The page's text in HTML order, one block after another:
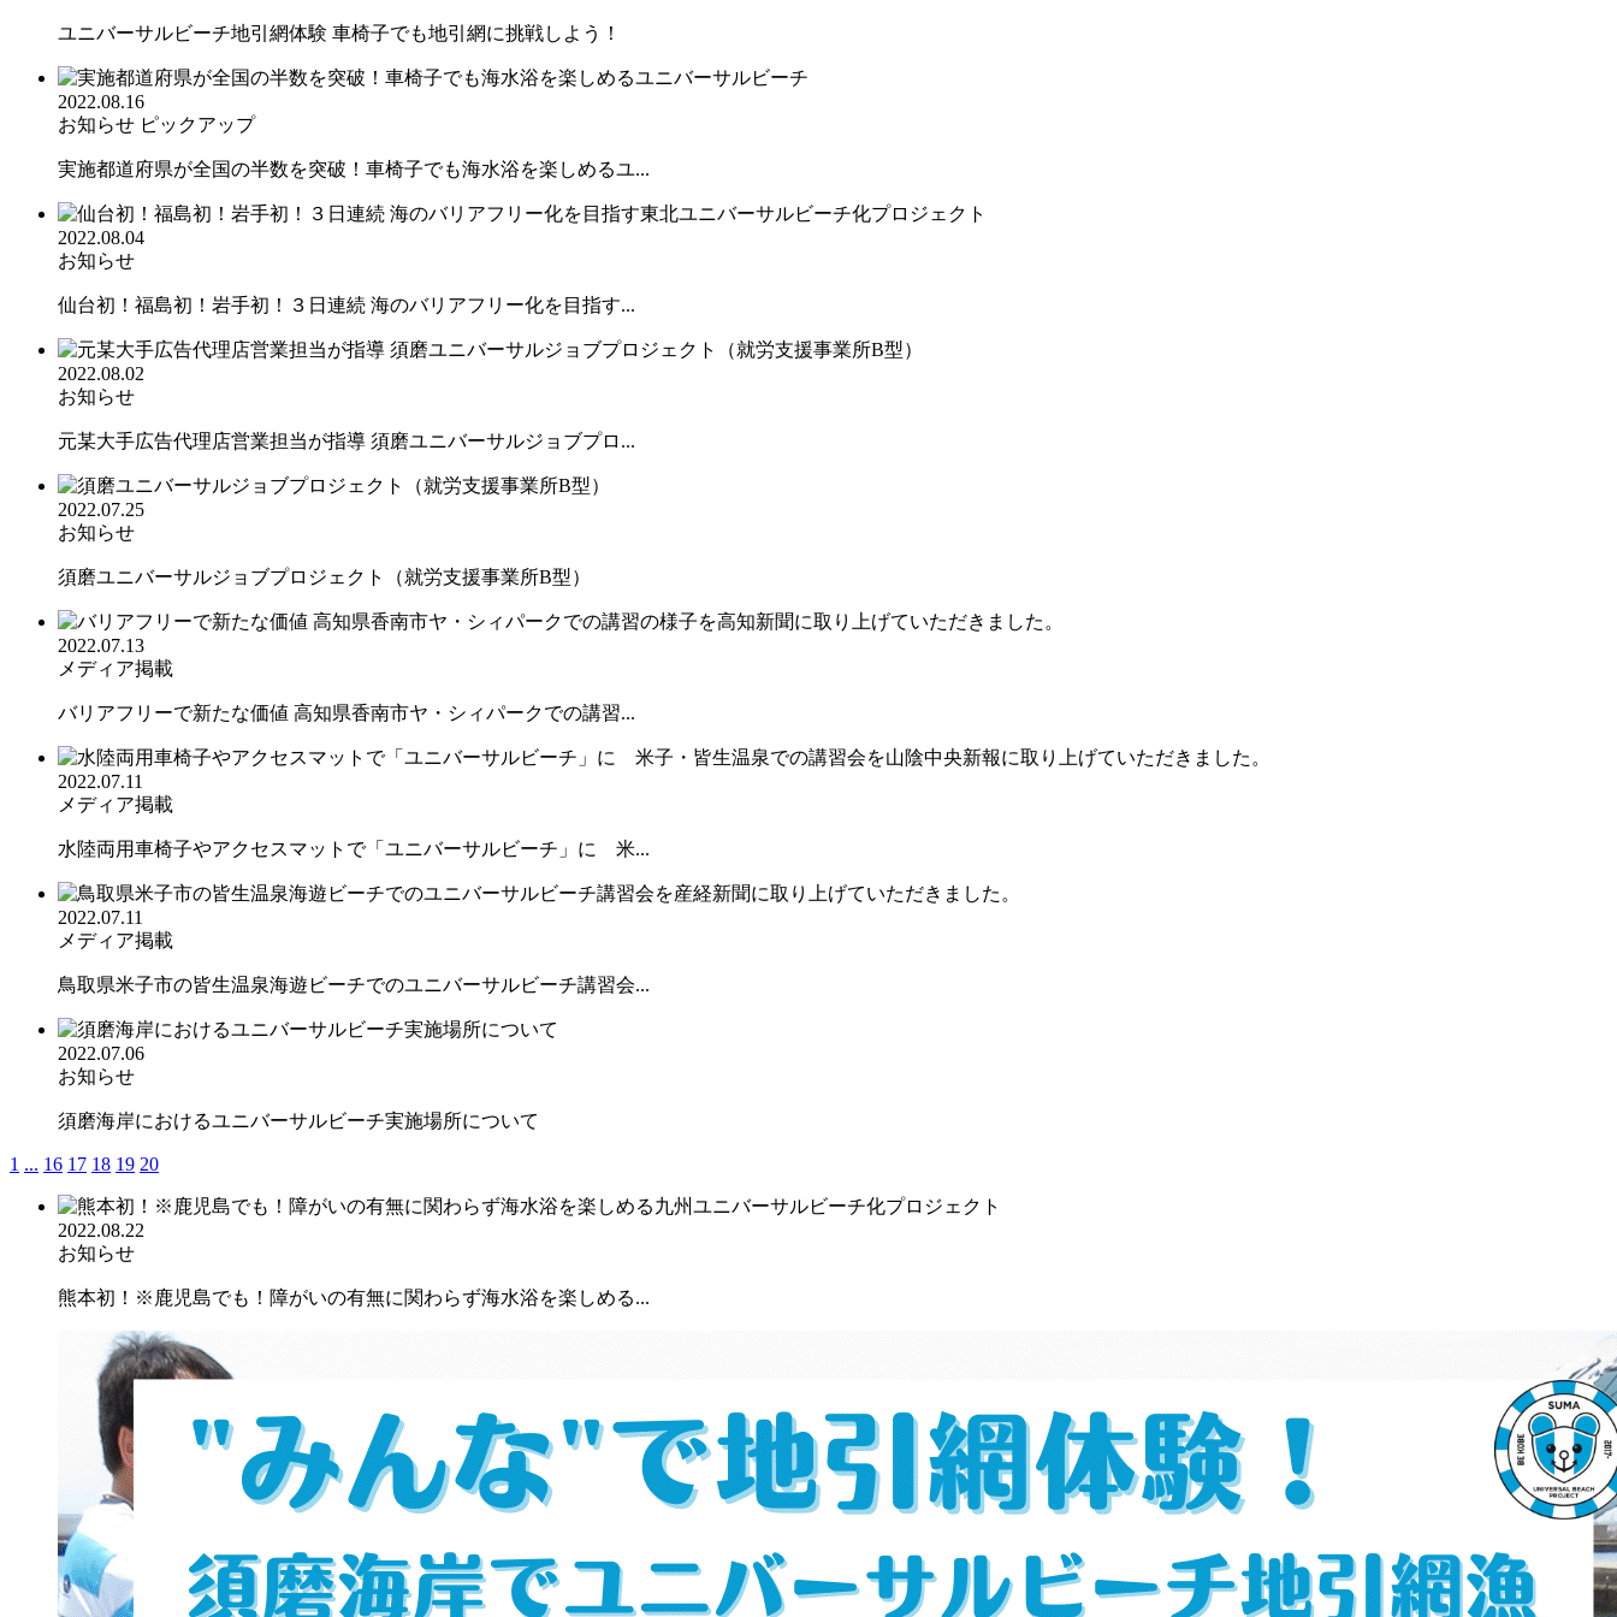
ユニバーサルビーチ地引網体験 車椅子でも地引網に挑戦しよう！
2022.08.16
お知らせ ピックアップ
実施都道府県が全国の半数を突破！車椅子でも海水浴を楽しめるユ...
2022.08.04
お知らせ
仙台初！福島初！岩手初！３日連続 海のバリアフリー化を目指す...
2022.08.02
お知らせ
元某大手広告代理店営業担当が指導 須磨ユニバーサルジョブプロ...
2022.07.25
お知らせ
須磨ユニバーサルジョブプロジェクト（就労支援事業所B型）
2022.07.13
メディア掲載
バリアフリーで新たな価値 高知県香南市ヤ・シィパークでの講習...
2022.07.11
メディア掲載
水陸両用車椅子やアクセスマットで「ユニバーサルビーチ」に 米...
2022.07.11
メディア掲載
鳥取県米子市の皆生温泉海遊ビーチでのユニバーサルビーチ講習会...
2022.07.06
お知らせ
須磨海岸におけるユニバーサルビーチ実施場所について
1 ... 16 17 18 19 20
2022.08.22
お知らせ
熊本初！※鹿児島でも！障がいの有無に関わらず海水浴を楽しめる...